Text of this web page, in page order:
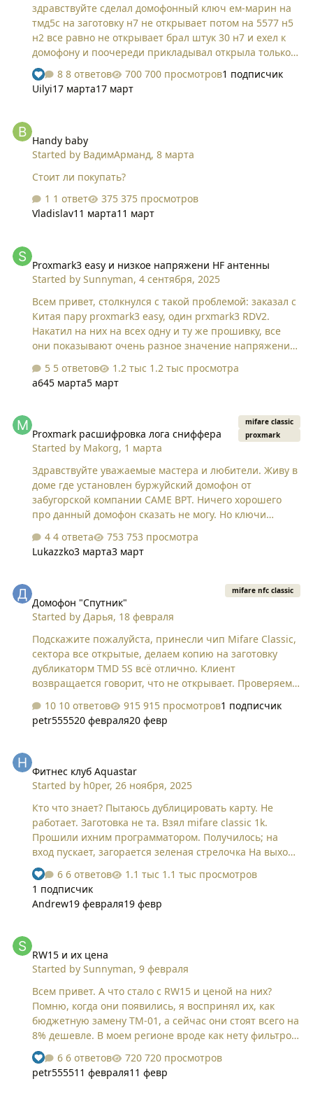
здравствуйте сделал домофонный ключ ем-марин на
тмд5с на заготовку н7 не открывает потом на 5577 н5
н2 все равно не открывает брал штук 30 н7 и ехел к
домофону и поочереди прикладывал открыла только
1шт и то проработала 3 месяца потом ездил еще раз
так и не сделал ключ дом старый домофон меняли не
известно когда я уже забыл про это но появился еще
8 ответов 700 просмотров1 подписчик
Uilyi17 марта17 март
Handy baby
Started by ВадимАрманд,8 марта
Стоит ли покупать?
1 ответ
375 просмотров
Vladislav11 марта11 март
Proxmark3 easy и низкое напряжени HF антенны
Started bySunnyman,4 сентября, 2025
Всем привет, столкнулся с такой проблемой: заказал с
Китая пару proxmark3 easy, один prxmark3 RDV2.
Накатил на них на всех одну и ту же прошивку, все
они показывают очень разное значение напряжения
tune. Лучшие показания на RDV2(у него антенна
внешняя), там показывает 30V, и снифферит он
неплохо. Далее идёт easy у которого 16V на HF
антенне, он снифферит уже похуже, надо подгадывать
с расположением MF-ключа относительно prox'a, но в
целом сниффинг тоже удаётся. Совсем же беда
происходит со вторым easy, у него около 6.0V на HF
антенне, получать данные со сниффинга получается,
но они…
5 ответов
1.2 тыс просмотра
a645 марта5 март
Proxmark расшифровка лога сниффера
Started by Makorg, 1 марта
mifare classic
proxmark
Здравствуйте уважаемые мастера и любители. Живу в
доме где установлен буржуйский домофон от
забугорской компании CAME BPT. Ничего хорошего
про данный домофон сказать не могу. Но ключи
любую болванку где это можно сделать. вот
информация родного ключа UID 17330240 копируй и
метки за 1000 рублей. Поэтому был смысл
заморочиться. [usb] pm3 --> hf search [-] Searching for
ISO14443-A tag... [=] ---------- ISO14443-A Information ----
04 [+] SAK: 08 [2] [+] Possible types: [+] MIFARE Classic
1K [=] [=] Proprietary …
4 ответа
753 просмотра
Lukazzko3 марта3 март
Домофон "Спутник"
Started byДарья, 18 февраля
mifare nfc classic
Подскажите пожалуйста, принесли чип Mifare Classic,
сектора все открытые, делаем копию на заготовку
дубликаторм TMD 5S всё отлично. Клиент
возвращается говорит, что не открывает. Проверяем,
SMKey. Домофон Спутник. Делаем всё по шагово, что
предлагает приложение, доходим до захвата не чего
при этом просто молчит и горит зелёным светом.
Писали на заготовки Mifare Zero, попробовали на UID
7бaйт прибом TMD 5S тоже не работает. Пришли
люди с другого адреса, всё тоже самое.
10 ответов 915 просмотров1 подписчик
petr555520 февраля20 февр
Фитнес клуб Aquastar
Started by h0per,26 ноября, 2025
Кто что знает? Пытаюсь дублицировать карту. Не
работает. Заготовка не та. Взял mifare classic 1k.
Прошили ихним программатором. Получилось; на
вход пускает, загорается зеленая стрелочка На выход
что то пытается, но потом красный крестик Ящики в
раздевалке тоже не закрываются. Такое впечатление
что пытается что то записать, и не получается. Если
флипером прошивать, то также выходит. Что за
6 ответов
1.1 тыс просмотров
1 подписчик
Andrew19 февраля19 февр
RW15 и их цена
Started bySunnyman,9 февраля
Всем привет. А что стало с RW15 и ценой на них?
Помню, когда они появились, я воспринял их, как
бюджетную замену TM-01, а сейчас они стоят всего на
8% дешевле. В моем регионе вроде как нету фильтров
на CYFRAL и TM2002, но на RW1990 не всегда
получается сделать заготовку, может кто подскажет
более дешевую заготовку?
6 ответов
720 просмотров
petr555511 февраля11 февр